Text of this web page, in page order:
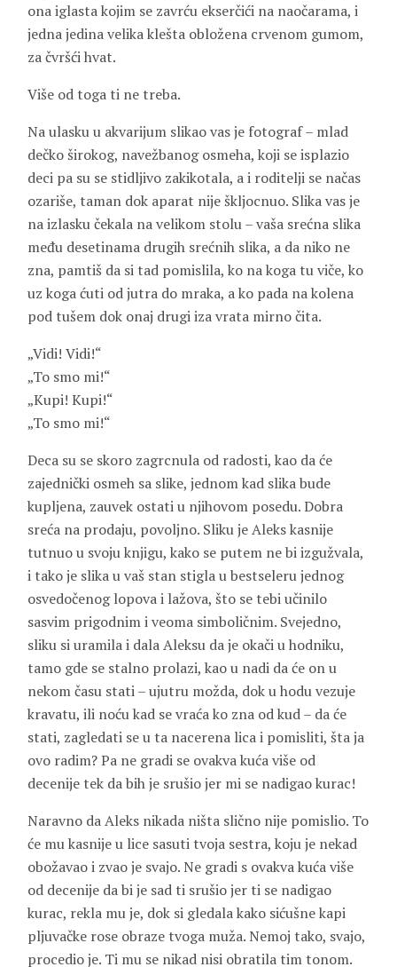
ona iglasta kojim se zavrću ekserčići na naočarama, i
jedna jedina velika klešta obložena crvenom gumom,
za čvršći hvat.
Više od toga ti ne treba.
Na ulasku u akvarijum slikao vas je fotograf – mlad
dečko širokog, navežbanog osmeha, koji se isplazio
deci pa su se stidljivo zakikotala, a i roditelji se načas
ozariše, taman dok aparat nije škljocnuo. Slika vas je
na izlasku čekala na velikom stolu – vaša srećna slika
među desetinama drugih srećnih slika, a da niko ne
zna, pamtiš da si tad pomislila, ko na koga tu viče, ko
uz koga ćuti od jutra do mraka, a ko pada na kolena
pod tušem dok onaj drugi iza vrata mirno čita.
„Vidi! Vidi!“
„To smo mi!“
„Kupi! Kupi!“
„To smo mi!“
Deca su se skoro zagrcnula od radosti, kao da će
zajednički osmeh sa slike, jednom kad slika bude
kupljena, zauvek ostati u njihovom posedu. Dobra
sreća na prodaju, povoljno. Sliku je Aleks kasnije
tutnuo u svoju knjigu, kako se putem ne bi izgužvala,
i tako je slika u vaš stan stigla u bestseleru jednog
osvedočenog lopova i lažova, što se tebi učinilo
sasvim prigodnim i veoma simboličnim. Svejedno,
sliku si uramila i dala Aleksu da je okači u hodniku,
tamo gde se stalno prolazi, kao u nadi da će on u
nekom času stati – ujutru možda, dok u hodu vezuje
kravatu, ili noću kad se vraća ko zna od kud – da će
stati, zagledati se u ta nacerena lica i pomisliti, šta ja
ovo radim? Pa ne gradi se ovakva kuća više od
decenije tek da bih je srušio jer mi se nadigao kurac!
Naravno da Aleks nikada ništa slično nije pomislio. To
će mu kasnije u lice sasuti tvoja sestra, koju je nekad
obožavao i zvao je svajo. Ne gradi s ovakva kuća više
od decenije da bi je sad ti srušio jer ti se nadigao
kurac, rekla mu je, dok si gledala kako sićušne kapi
pljuvačke rose obraze tvoga muža. Nemoj tako, svajo,
procedio je. Ti mu se nikad nisi obratila tim tonom.